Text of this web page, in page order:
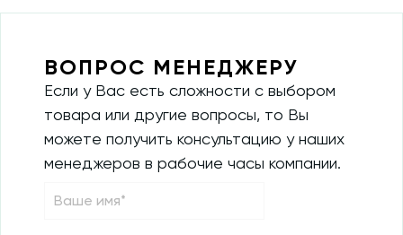
ВОПРОС МЕНЕДЖЕРУ
Если у Вас есть сложности с выбором
товара или другие вопросы, то Вы
можете получить консультацию у наших
менеджеров в рабочие часы компании.